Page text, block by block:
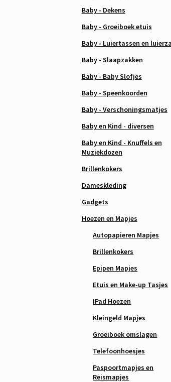
Baby - Dekens
Baby - Groeiboek etuis
Baby - Luiertassen en
Baby - Slaapzakken
Baby - Baby Slofjes
Baby - Speenkoorden
Baby - Verschoningsmatjes
Baby en Kind - diversen
Baby en Kind - Knuffels en
Muziekdozen
Brillenkokers
Dameskleding
Gadgets
Hoezen en Mapjes
Autopapieren Mapjes
Brillenkokers
Epipen Mapjes
Etuis en Make-up Tasjes
IPad Hoezen
Kleingeld Mapjes
Groeiboek omslagen
Telefoonhoesjes
Paspoortmapjes en
Reismapjes